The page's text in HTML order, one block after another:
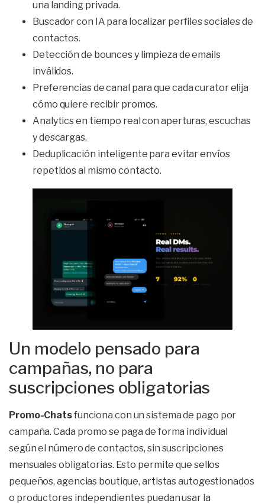
una landing privada.
Buscador con IA para localizar perfiles sociales de
contactos.
Detección de bounces y limpieza de emails
inválidos.
Preferencias de canal para que cada curator elija
cómo quiere recibir promos.
Analytics en tiempo real con aperturas, escuchas
y descargas.
Deduplicación inteligente para evitar envíos
repetidos al mismo contacto.
Un modelo pensado para
campañas, no para
suscripciones obligatorias
Promo-Chatsfunciona con un sistema de pago por
campaña. Cada promo se paga de forma individual
según el número de contactos, sin suscripciones
mensuales obligatorias. Esto permite que sellos
pequeños, agencias boutique, artistas autogestionados
o productores independientes puedan usar la